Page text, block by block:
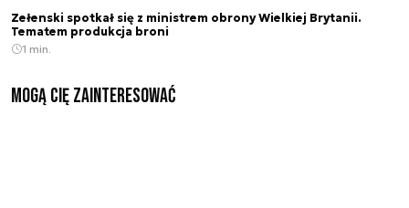
Zełenski spotkał się z ministrem obrony Wielkiej Brytanii.
Tematem produkcja broni
1 min.
Mogą Cię zainteresować